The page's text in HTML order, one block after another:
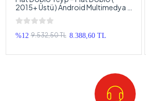
2015+ Üstü ) Android Multimedya –
Fiat Doblo Android Double Teyp
%12 9.532,50 TL 8.388,60 TL